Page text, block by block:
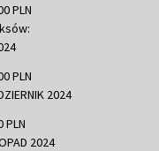
PLN
PLN
2024
PLN
2024